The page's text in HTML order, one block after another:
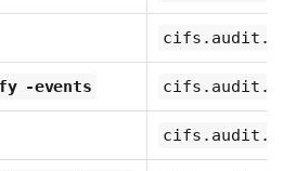
-events